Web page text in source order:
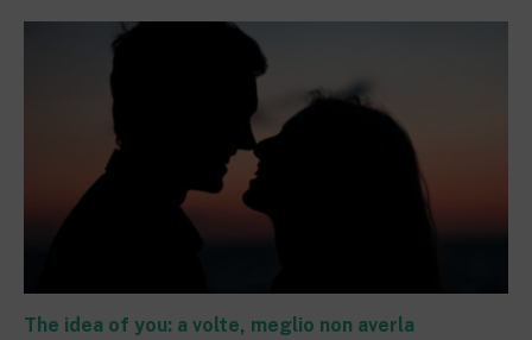
The idea of you: a volte, meglio non averla